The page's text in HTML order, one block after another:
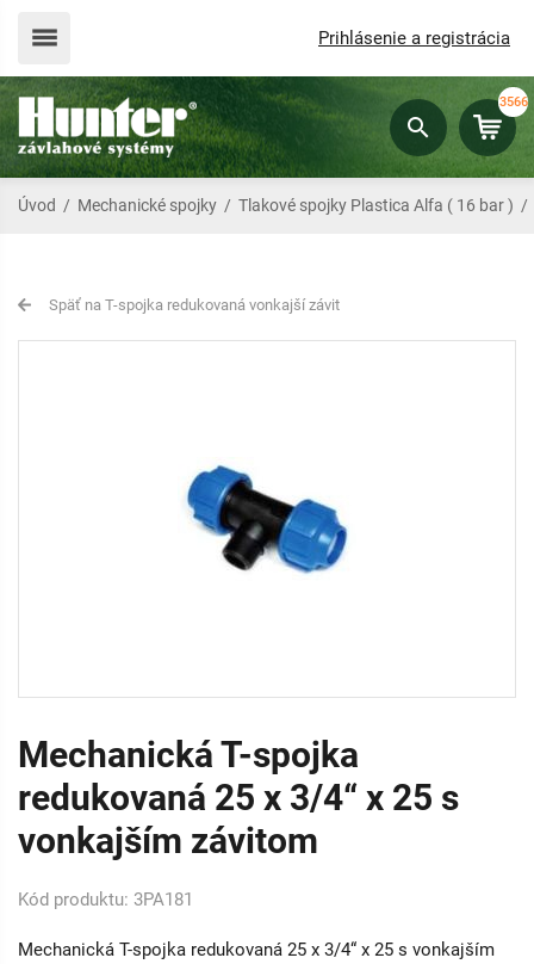
Prihlásenie a registrácia
3566
Úvod / Mechanické spojky / Tlakové spojky Plastica Alfa ( 16 bar ) /
Späť na T-spojka redukovaná vonkajší závit
Mechanická T-spojka
redukovaná 25 x 3/4“ x 25 s
vonkajším závitom
Kód produktu: 3PA181
Mechanická T-spojka redukovaná 25 x 3/4“ x 25 s vonkajším